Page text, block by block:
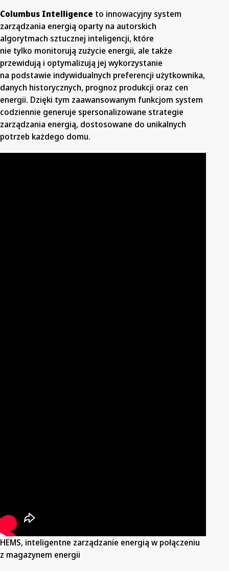
Columbus Intelligence to innowacyjny system
zarządzania energią oparty na autorskich
algorytmach sztucznej inteligencji, które
nie tylko monitorują zużycie energii, ale także
przewidują i optymalizują jej wykorzystanie
na podstawie indywidualnych preferencji użytkownika,
danych historycznych, prognoz produkcji oraz cen
energii. Dzięki tym zaawansowanym funkcjom system
codziennie generuje spersonalizowane strategie
zarządzania energią, dostosowane do unikalnych
potrzeb każdego domu.
HEMS, inteligentne zarządzanie energią w połączeniu
z magazynem energii